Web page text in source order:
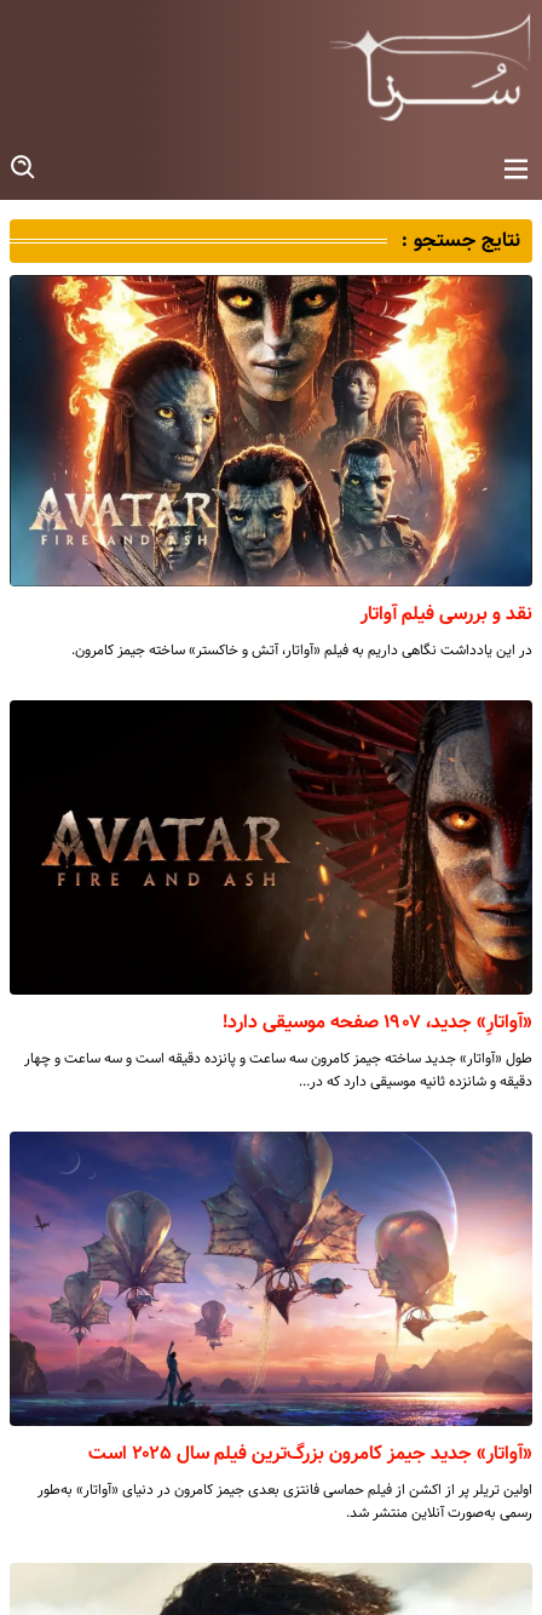
نتایج جستجو :
نقد و بررسی فیلم آواتار
در این یادداشت نگاهی داریم به فیلم «آواتار، آتش و خاکستر» ساخته جیمز کامرون.
«آواتارِ» جدید، ۱۹۰۷ صفحه موسیقی دارد!
طول «آواتار» جدید ساخته جیمز کامرون سه ساعت و پانزده دقیقه است و سه ساعت و چهار
دقیقه و شانزده ثانیه موسیقی دارد که در…
«آواتار» جدید جیمز کامرون بزرگ‌ترین فیلم سال ۲۰۲۵ است
اولین تریلر پر از اکشن از فیلم حماسی‌ فانتزی بعدی جیمز کامرون در دنیای «آواتار» به‌طور
رسمی به‌صورت آنلاین منتشر شد.